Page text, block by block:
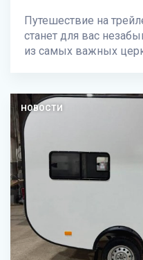
Путешествие на
станет для вас
из самых важных
НОВОСТИ